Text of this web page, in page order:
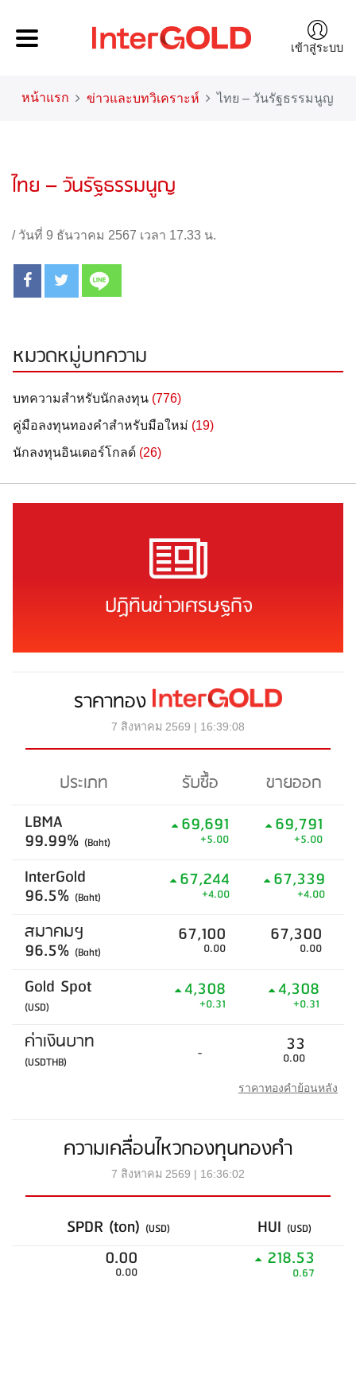
เข้าสู่ระบบ
หน้าแรก ข่าวและบทวิเคราะห์ ไทย – วันรัฐธรรมนูญ
ไทย – วันรัฐธรรมนูญ
/ วันที่ 9 ธันวาคม 2567 เวลา 17.33 น.
หมวดหมู่บทความ
บทความสำหรับนักลงทุน (776)
คู่มือลงทุนทองคำสำหรับมือใหม่ (19)
นักลงทุนอินเตอร์โกลด์ (26)
ปฏิทินข่าวเศรษฐกิจ
ราคาทอง
7 สิงหาคม 2569 | 16:39:08
ประเภท รับซื้อ
ขายออก
LBMA
99.99% (Baht)
69,691
+5.00
69,791
+5.00
InterGold
96.5% (Baht)
67,244
+4.00
67,339
+4.00
สมาคมฯ
96.5% (Baht)
67,100
0.00
67,300
0.00
Gold Spot
(USD)
4,308
+0.31
4,308
+0.31
ค่าเงินบาท
(USDTHB) - 33
0.00
ราคาทองคำย้อนหลัง
ความเคลื่อนไหวกองทุนทองคำ
7 สิงหาคม 2569 | 16:36:02
SPDR (ton) (USD) HUI (USD)
0.00
0.00
218.53
0.67